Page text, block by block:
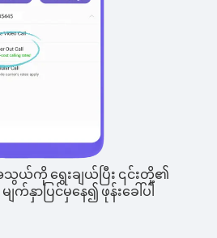
ယ်ကို ရွေးချယ်ပြီး ၎င်းတို့၏
နှာပြင်မှနေ၍ ဖုန်းခေါ်ပါ